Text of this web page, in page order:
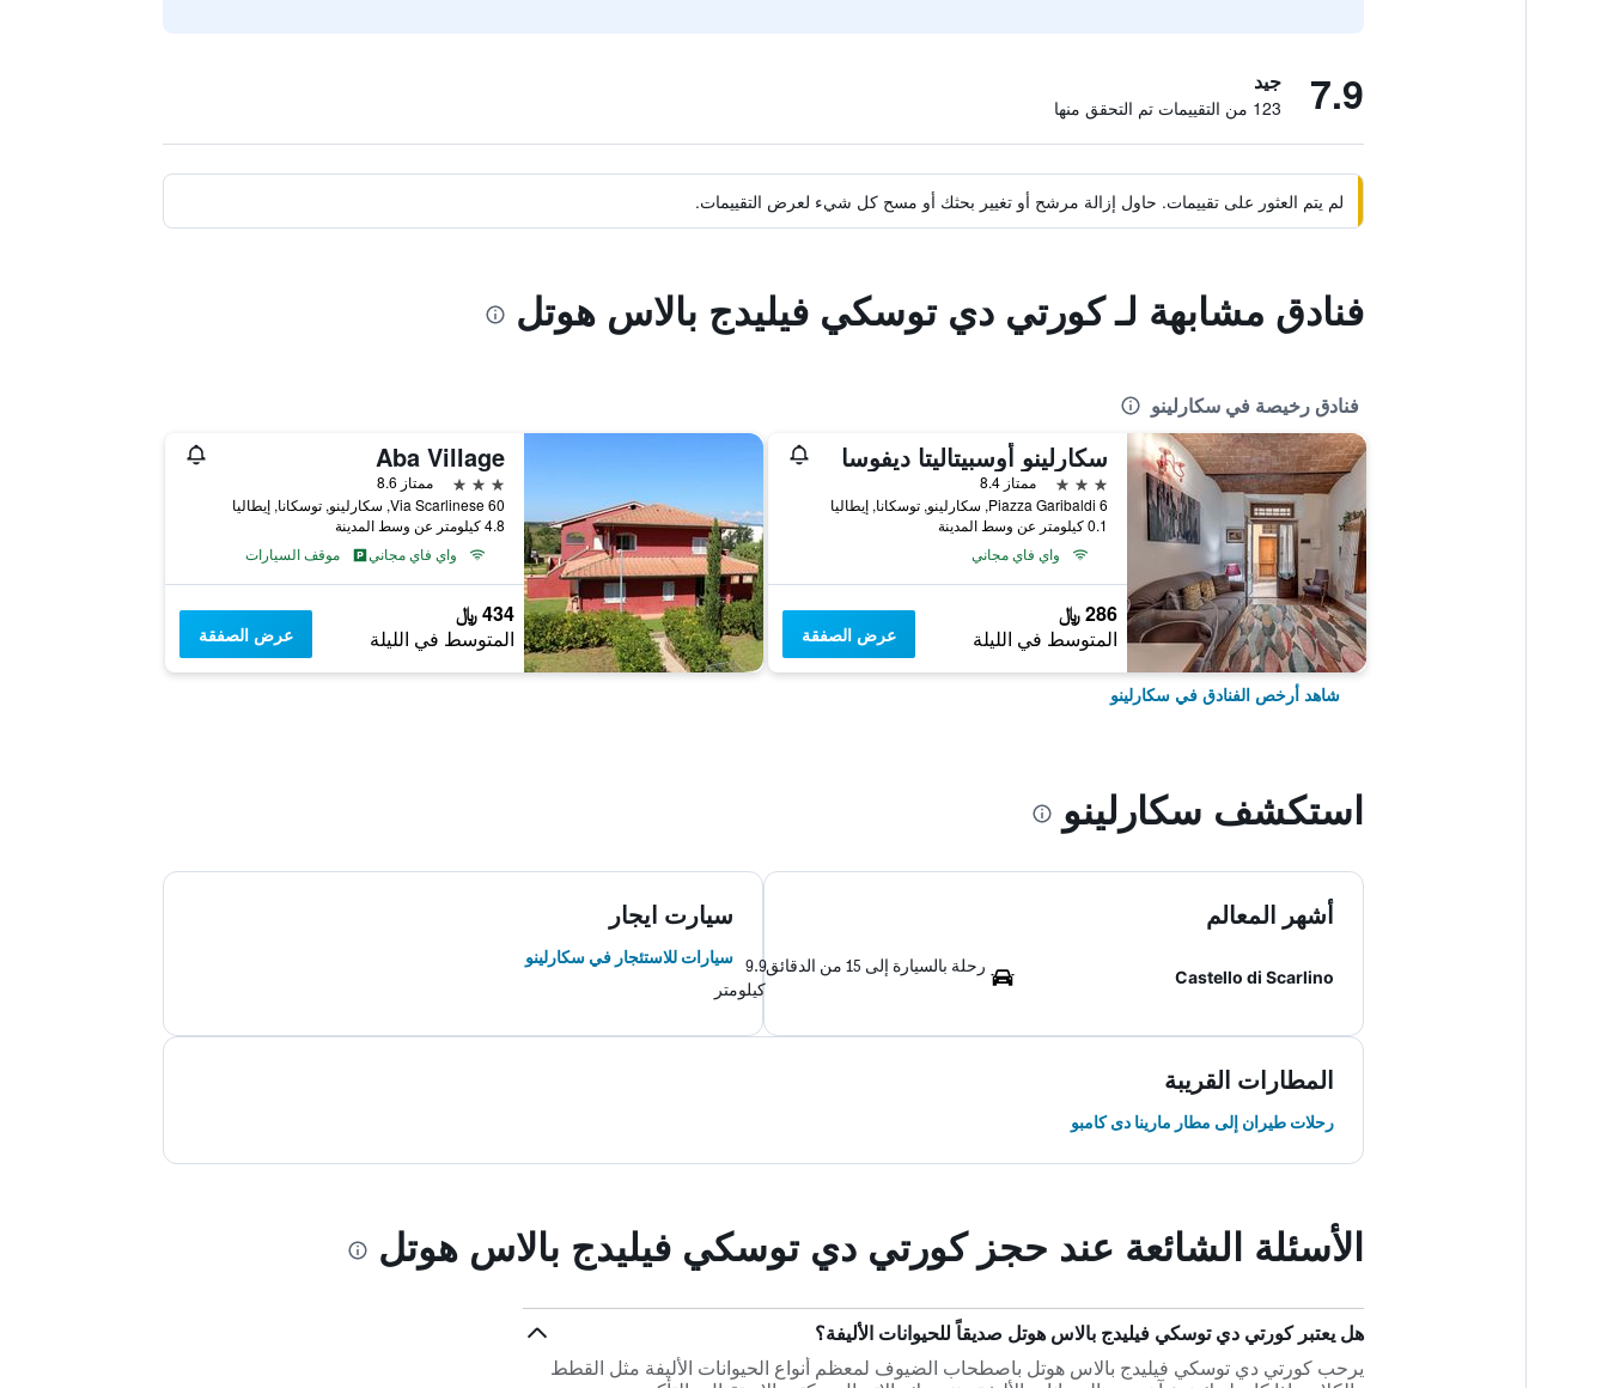
7.9 جيد
123 من التقييمات تم التحقق منها
لم يتم العثور على تقييمات. حاول إزالة مرشح أو تغيير بحثك أو مسح كل شيء لعرض التقييمات.
فنادق مشابهة لـ كورتي دي توسكي فيليدج بالاس هوتل
فنادق رخيصة في سكارلينو
سكارلينو أوسبيتاليتا ديفوسا
3 نجوم
ممتاز 8.4
Piazza Garibaldi 6, سكارلينو, توسكانا, إيطاليا
0.1 كيلومتر عن وسط المدينة
واي فاي مجاني
286 ﷼
المتوسط في الليلة عرض الصفقة
Aba Village
3 نجوم
ممتاز 8.6
Via Scarlinese 60, سكارلينو, توسكانا, إيطاليا
4.8 كيلومتر عن وسط المدينة
واي فاي مجاني
موقف السيارات
434 ﷼
المتوسط في الليلة عرض الصفقة
شاهد أرخص الفنادق في سكارلينو
استكشف سكارلينو
أشهر المعالم
Castello di Scarlino
رحلة بالسيارة إلى 15 من الدقائق
9.9
كيلومتر
سيارت ايجار
سيارات للاستئجار في سكارلينو
المطارات القريبة
رحلات طيران إلى مطار مارينا دى كامبو
الأسئلة الشائعة عند حجز كورتي دي توسكي فيليدج بالاس هوتل
هل يعتبر كورتي دي توسكي فيليدج بالاس هوتل صديقاً للحيوانات الأليفة؟
يرحب كورتي دي توسكي فيليدج بالاس هوتل باصطحاب الضيوف لمعظم أنواع الحيوانات الأليفة مثل القطط